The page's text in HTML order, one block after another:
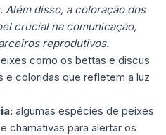
disso, a coloração dos
crucial na comunicação,
reprodutivos.
como os bettas e discus
e coloridas que refletem a luz
algumas espécies de peixes
chamativas para alertar os